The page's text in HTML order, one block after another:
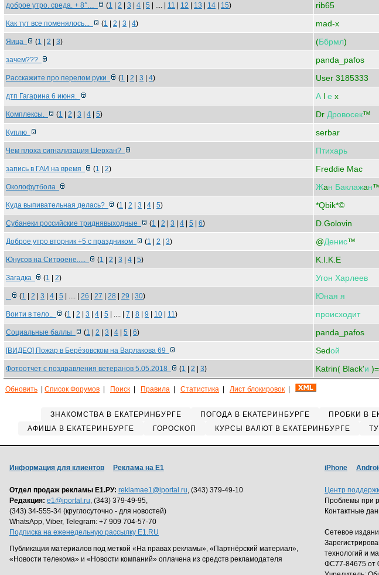
доброе утро. среда. + 8°… (1 2 3 4 5 | .... | 11 12 13 14 15) rib65
Как тут все поменялось... (1 2 3 4) mad-x
Яица (1 2 3) (Ббрмл)
зачем??? panda_pafos
Расскажите про перелом руки (1 2 3 4) User 3185333
дтп Гагарина 6 июня. А l е x
Комплексы. (1 2 3 4 5) Dr Дровосек™
Куплю serbar
Чем плоха сигнализация Шерхан? Птихарь
запись в ГАИ на время (1 2) Freddie Mac
Околофутбола Жaн Баклажaн
Куда выпивательная делась? (1 2 3 4 5) *Qbik*©
Субанеки российские триднявыходные (1 2 3 4 5 6) D.Golovin
Доброе утро вторник +5 с праздником (1 2 3) @Денис™
Юнусов на Ситроене..... (1 2 3 4 5) K.I.K.E
Загадка (1 2) Угон Харлеев
. (1 2 3 4 5 | .... | 26 27 28 29 30) Юная я
Воити в тело.. (1 2 3 4 5 | .... | 7 8 9 10 11) происходит
Социальные баллы (1 2 3 4 5 6) panda_pafos
[ВИДЕО] Пожар в Берёзовском на Варлакова 69 Sedой
Фотоотчет с поздравления ветеранов 5.05.2018 (1 2 3) Katrin( Black'и
Обновить Список Форумов Поиск Правила Статистика Лист блокировок
ЗНАКОМСТВА В ЕКАТЕРИНБУРГЕ ПОГОДА В ЕКАТЕРИНБУРГЕ ПРОБКИ В
АФИША В ЕКАТЕРИНБУРГЕ
ГОРОСКОП КУРСЫ ВАЛЮТ В ЕКАТЕРИНБУРГЕ
Информация для клиентов Реклама на Е1
Отдел продаж рекламы Е1.РУ: reklamae1@iportal.ru, (343) 379-49-10
Редакция: e1@iportal.ru, (343) 379-49-95,
(343) 34-555-34 (круглосуточно - для новостей)
WhatsApp, Viber, Telegram: +7 909 704-57-70
Подписка на еженедельную рассылку E1.RU
Публикация материалов под меткой «На правах рекламы», «Партнёрский материал»,
«Новости телекома» и «Новости компаний» оплачена из средств рекламодателя
iPhone
Центр
Проблемы при
Контактные
Сетевое
технологий и
ФС77-84675 от